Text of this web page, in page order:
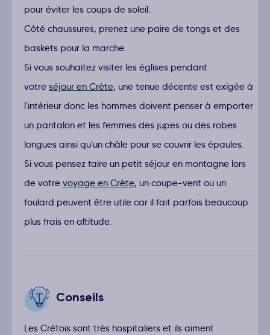
pour éviter les coups de soleil.
Côté chaussures, prenez une paire de tongs et des
baskets pour la marche.
Si vous souhaitez visiter les églises pendant
votre séjour en Crète, une tenue décente est exigée à
l'intérieur donc les hommes doivent penser à emporter
un pantalon et les femmes des jupes ou des robes
longues ainsi qu'un châle pour se couvrir les épaules.
Si vous pensez faire un petit séjour en montagne lors
de votre voyage en Crète, un coupe-vent ou un
foulard peuvent être utile car il fait parfois beaucoup
plus frais en altitude.
Conseils
Les Crétois sont très hospitaliers et ils aiment